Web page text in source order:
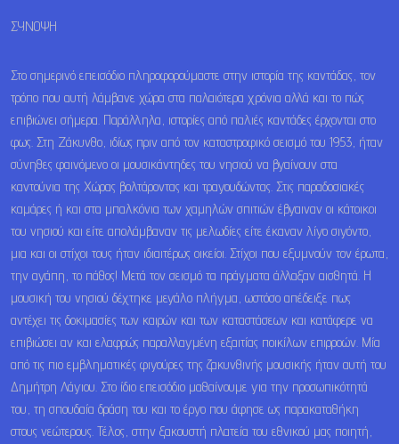
ΣΥΝΟΨΗ
Στο σημερινό επεισόδιο πληροφορούμαστε στην ιστορία της καντάδας, τον
τρόπο που αυτή λάμβανε χώρα στα παλαιότερα χρόνια αλλά και το πώς
επιβιώνει σήμερα. Παράλληλα, ιστορίες από παλιές καντάδες έρχονται στο
φως. Στη Ζάκυνθο, ιδίως πριν από τον καταστροφικό σεισμό του 1953, ήταν
σύνηθες φαινόμενο οι μουσικάντηδες του νησιού να βγαίνουν στα
καντούνια της Χώρας βολτάροντας και τραγουδώντας. Στις παραδοσιακές
καμάρες ή και στα μπαλκόνια των χαμηλών σπιτιών έβγαιναν οι κάτοικοι
του νησιού και είτε απολάμβαναν τις μελωδίες είτε έκαναν λίγο σιγόντο,
μια και οι στίχοι τους ήταν ιδιαιτέρως οικείοι. Στίχοι που εξυμνούν τον έρωτα,
την αγάπη, το πάθος! Μετά τον σεισμό τα πράγματα άλλαξαν αισθητά. Η
μουσική του νησιού δέχτηκε μεγάλο πλήγμα, ωστόσο απέδειξε πως
αντέχει τις δοκιμασίες των καιρών και των καταστάσεων και κατάφερε να
επιβιώσει αν και ελαφρώς παραλλαγμένη εξαιτίας ποικίλων επιρροών. Μία
από τις πιο εμβληματικές φιγούρες της ζακυνθινής μουσικής ήταν αυτή του
Δημήτρη Λάγιου. Στο ίδιο επεισόδιο μαθαίνουμε για την προσωπικότητά
του, τη σπουδαία δράση του και το έργο που άφησε ως παρακαταθήκη
στους νεώτερους. Τέλος, στην ξακουστή πλατεία του εθνικού μας ποιητή,